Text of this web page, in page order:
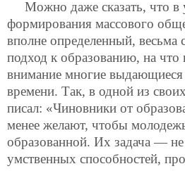
Можно даже сказать, что в
формирования массового
вполне определенный, весьма
подход к образованию, на что
внимание многие
времени. Так, в одной из
писал: «Чиновники от
менее желают, чтобы
образованной. Их задача — не
умственных способностей,